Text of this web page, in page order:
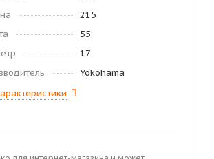
215
55
17
Yokohama